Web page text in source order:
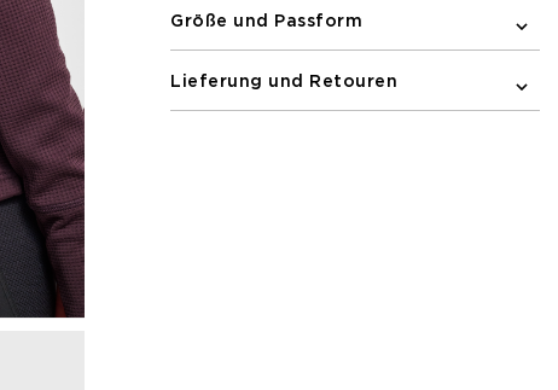
Polyester vervollständigen das Design.
Größe und Passform
Lieferung und Retouren